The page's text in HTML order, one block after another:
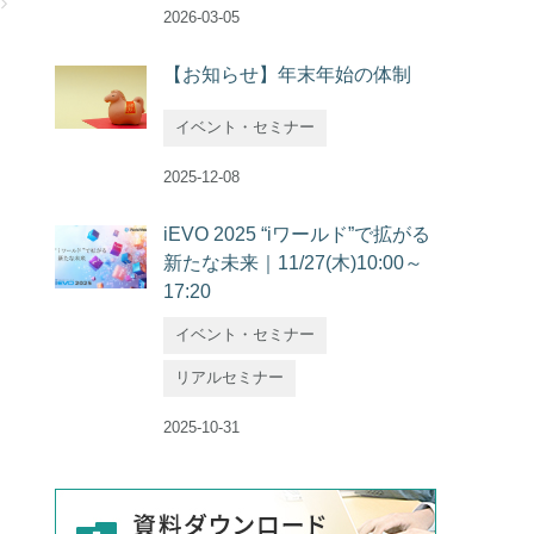
2026-03-05
【お知らせ】年末年始の体制
イベント・セミナー
2025-12-08
iEVO 2025 “iワールド”で拡がる
新たな未来｜11/27(木)10:00～
17:20
イベント・セミナー
リアルセミナー
2025-10-31